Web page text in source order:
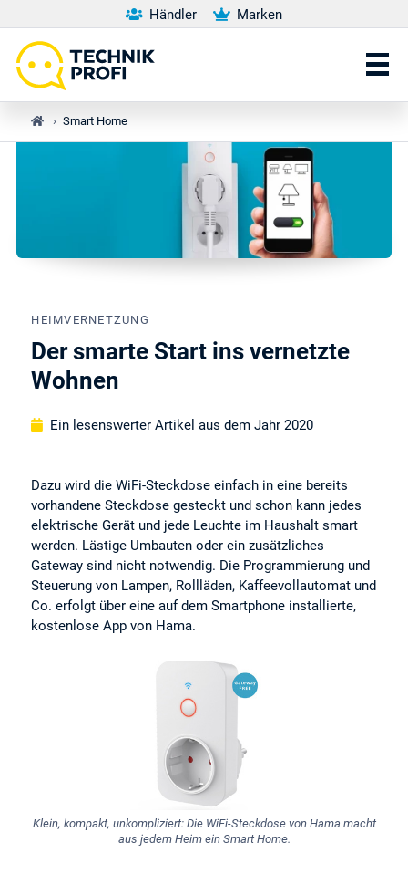
Händler Marken
› Smart Home
HEIMVERNETZUNG
Der smarte Start ins vernetzte
Wohnen
Ein lesenswerter Artikel aus dem Jahr 2020
Dazu wird die WiFi-Steckdose einfach in eine bereits
vorhandene Steckdose gesteckt und schon kann jedes
elektrische Gerät und jede Leuchte im Haushalt smart
werden. Lästige Umbauten oder ein zusätzliches
Gateway sind nicht notwendig. Die Programmierung und
Steuerung von Lampen, Rollläden, Kaffeevollautomat und
Co. erfolgt über eine auf dem Smartphone installierte,
kostenlose App von Hama.
Klein, kompakt, unkompliziert: Die WiFi-Steckdose von Hama macht
aus jedem Heim ein Smart Home.